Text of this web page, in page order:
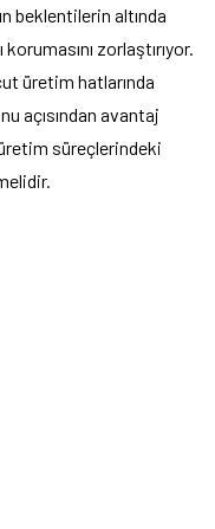
beklentilerin altında
zorlaştırıyor.
üretim hatlarında
açısından avantaj
süreçlerindeki